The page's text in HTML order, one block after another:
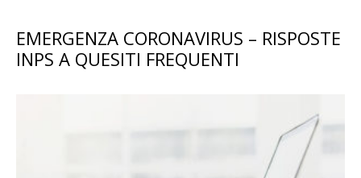
EMERGENZA CORONAVIRUS – RISPOSTE
INPS A QUESITI FREQUENTI